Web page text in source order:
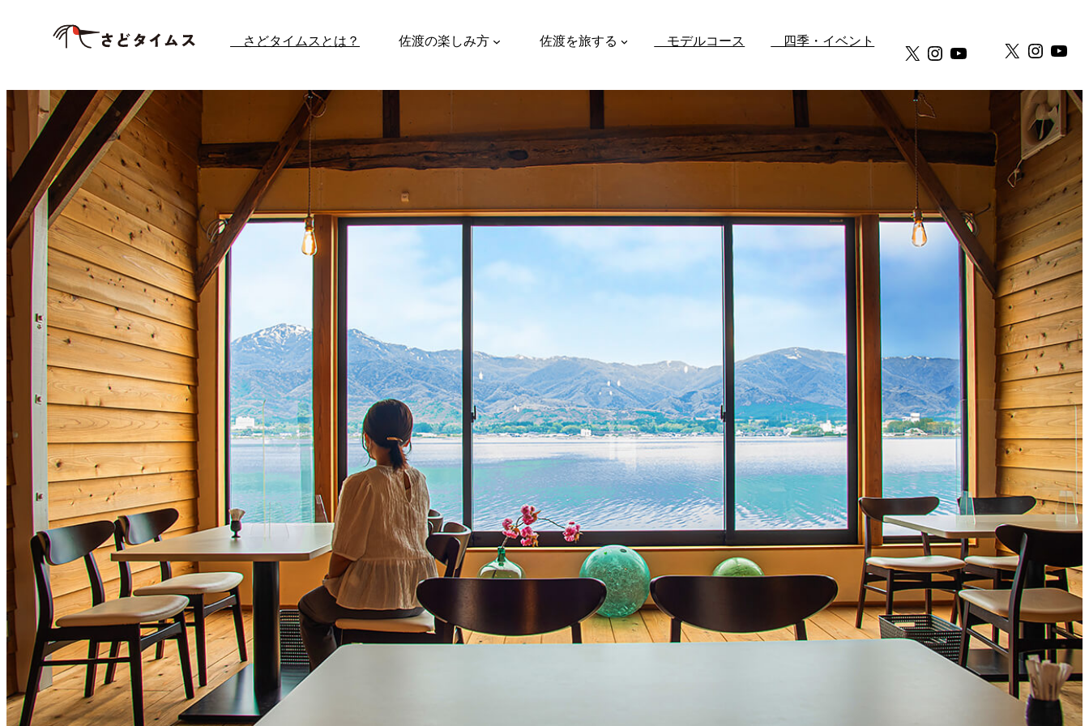
ス
ッ
プ
さどタイムスとは？ 佐渡の楽しみ方 佐渡を旅する モデルコース 四季・イベント X Instagram
YouTube
X